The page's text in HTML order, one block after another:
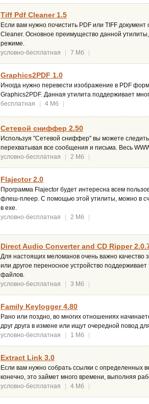
Tiff Pdf Cleaner 1.5
Если вам нужно почистить PDF или TIFF
Cleaner. Основное преимущество данной
режиме.
условно-бесплатная
7 Мб
Graphics2PDF 1.0
Иногда нужно перевести изображение в PDF
Graphics2PDF. Данная утилита поддерживает
бесплатная
4 Мб
Сетевой сниффер 2.50
Используя "Сетевой сниффер" вы можете
перехватывая все сообщения и письма. Весь
условно-бесплатная
2 Мб
Flajector 2.0
Программа Flajector будет интересна всем
флеш-плеер. С помощью этой утилиты, можно в
в exe.
условно-бесплатная
2 Мб
Direct Audio Converter and CD Ripper
Для настоящих меломанов очень важно качество
или другое переносное устройство
файлов.
условно-бесплатная
3 Мб
Family Keylogger 4.80
Рано или поздно, во многих отношениях
друг друга в измене или ищут очередной повод
условно-бесплатная
1 Мб
Extract Link 3.0
Если вам нужно собрать ссылки с определенных
конечно, это займет много времени, выполняя
условно-бесплатная
4 Мб